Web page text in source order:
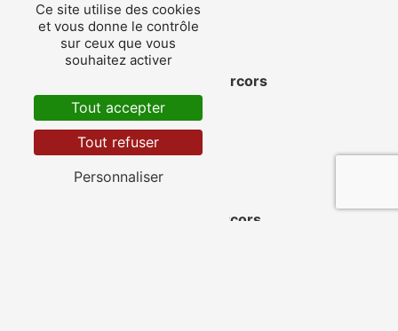
Corrençon-en-Vercors
Vassieux-en-Vercors
Ce site utilise des cookies
et vous donne le contrôle
sur ceux que vous
souhaitez activer
Tout accepter
Tout refuser
Personnaliser